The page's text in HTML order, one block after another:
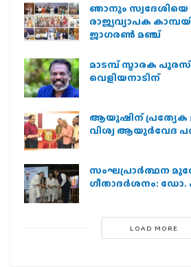
ഞാനും
രാജ്യവ്യാപക
ജാഗരണ്‍ മഞ്ച്
മാടമ്പ് സ്മാരക
വെളിയനാടിന്
ആയുഷിന് പ്രത്യേക
വിശ്വ ആയുര്‍വേദ
സംഘപ്രാര്‍ത്ഥന
ഗീതാദര്‍ശനം:
LOAD MORE